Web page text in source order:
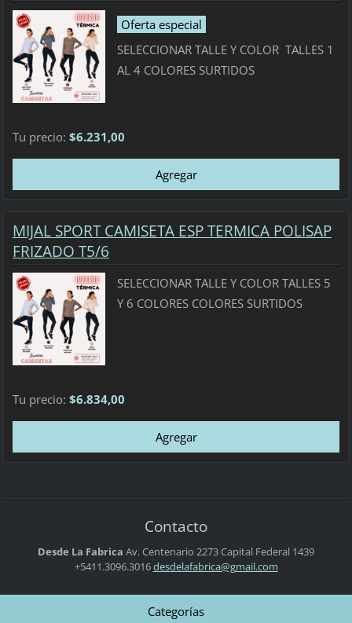
Oferta especial
SELECCIONAR TALLE Y COLOR TALLES 1
AL 4 COLORES SURTIDOS
Tu precio: $6.231,00
MIJAL SPORT CAMISETA ESP TERMICA POLISAP
FRIZADO T5/6
SELECCIONAR TALLE Y COLOR TALLES 5
Y 6 COLORES COLORES SURTIDOS
Tu precio: $6.834,00
Contacto
Desde La Fabrica Av. Centenario 2273Capital Federal 1439
+5411.3096.3016desdelafabrica@gmail.com
Categorías